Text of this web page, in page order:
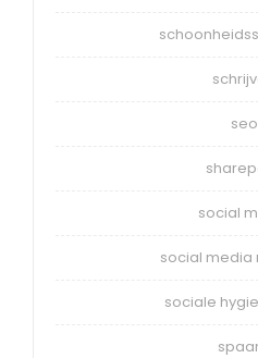
seo
social
social media
sociale